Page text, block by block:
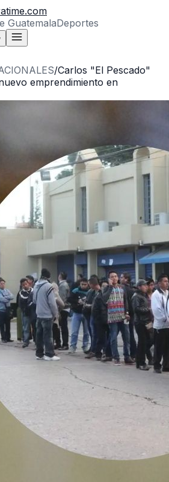
GuatemalaDeportes
/Carlos "El Pescado"
emprendimiento en